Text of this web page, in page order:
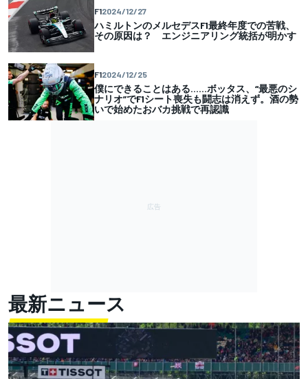
F12024/12/27
ハミルトンのメルセデスF1最終年度での苦戦、
その原因は？ エンジニアリング統括が明かす
F12024/12/25
僕にできることはある……ボッタス、“最悪のシ
ナリオ”でF1シート喪失も闘志は消えず。酒の勢
いで始めたおバカ挑戦で再認識
最新ニュース